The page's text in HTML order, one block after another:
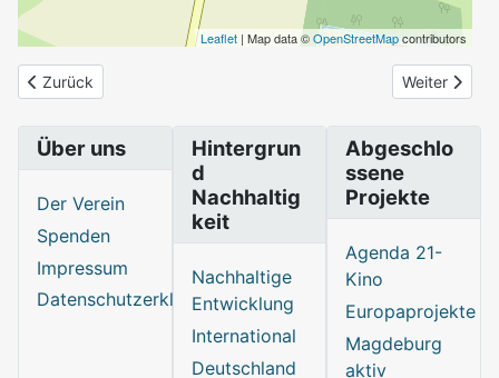
Leaflet | Map data ©OpenStreetMapcontributors
Zurück Weiter
Über uns
Der Verein
Spenden
Impressum
Datenschutzerklärung
Hintergrun
d
Nachhaltig
keit
Nachhaltige
Entwicklung
International
Deutschland
Abgeschlo
ssene
Projekte
Agenda 21-
Kino
Europaprojekte
Magdeburg
aktiv